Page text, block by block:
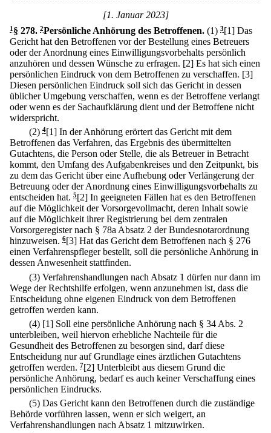
[1. Januar 2023]
1 § 278. 2Persönliche Anhörung des Betroffenen. (1) 3[1] Das
Gericht hat den Betroffenen vor der Bestellung eines Betreuers
oder der Anordnung eines Einwilligungsvorbehalts persönlich
anzuhören und dessen Wünsche zu erfragen. [2] Es hat sich einen
persönlichen Eindruck von dem Betroffenen zu verschaffen. [3]
Diesen persönlichen Eindruck soll sich das Gericht in dessen
üblicher Umgebung verschaffen, wenn es der Betroffene verlangt
oder wenn es der Sachaufklärung dient und der Betroffene nicht
widerspricht.
(2) 4[1] In der Anhörung erörtert das Gericht mit dem
Betroffenen das Verfahren, das Ergebnis des übermittelten
Gutachtens, die Person oder Stelle, die als Betreuer in Betracht
kommt, den Umfang des Aufgabenkreises und den Zeitpunkt, bis
zu dem das Gericht über eine Aufhebung oder Verlängerung der
Betreuung oder der Anordnung eines Einwilligungsvorbehalts zu
entscheiden hat. 5[2] In geeigneten Fällen hat es den Betroffenen
auf die Möglichkeit der Vorsorgevollmacht, deren Inhalt sowie
auf die Möglichkeit ihrer Registrierung bei dem zentralen
Vorsorgeregister nach § 78a Absatz 2 der Bundesnotarordnung
hinzuweisen. 6[3] Hat das Gericht dem Betroffenen nach § 276
einen Verfahrenspfleger bestellt, soll die persönliche Anhörung in
dessen Anwesenheit stattfinden.
(3) Verfahrenshandlungen nach Absatz 1 dürfen nur dann im
Wege der Rechtshilfe erfolgen, wenn anzunehmen ist, dass die
Entscheidung ohne eigenen Eindruck von dem Betroffenen
getroffen werden kann.
(4) [1] Soll eine persönliche Anhörung nach § 34 Abs. 2
unterbleiben, weil hiervon erhebliche Nachteile für die
Gesundheit des Betroffenen zu besorgen sind, darf diese
Entscheidung nur auf Grundlage eines ärztlichen Gutachtens
getroffen werden. 7[2] Unterbleibt aus diesem Grund die
persönliche Anhörung, bedarf es auch keiner Verschaffung eines
persönlichen Eindrucks.
(5) Das Gericht kann den Betroffenen durch die zuständige
Behörde vorführen lassen, wenn er sich weigert, an
Verfahrenshandlungen nach Absatz 1 mitzuwirken.